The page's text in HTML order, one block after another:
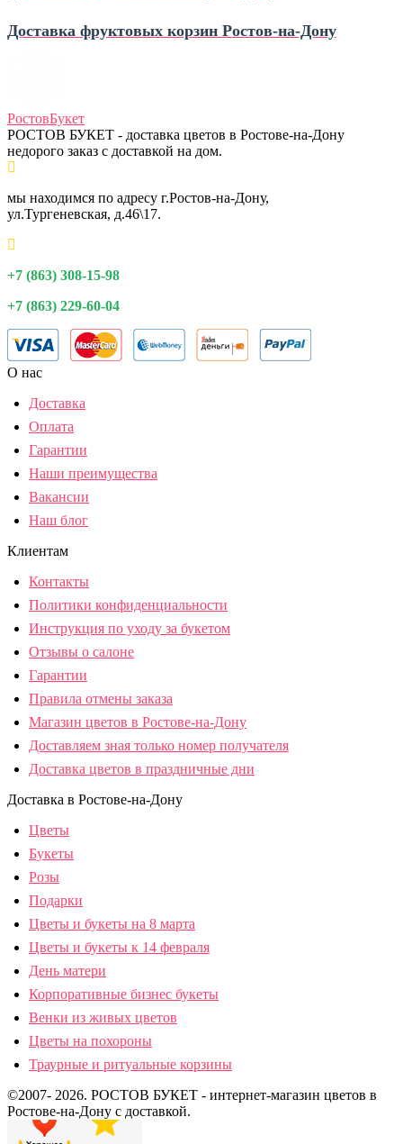
Доставка фруктовых корзин Ростов‑на‑Дону
РостовБукет
РОСТОВ БУКЕТ - доставка цветов в Ростове-на-Дону
недорого заказ с доставкой на дом.
мы находимся по адресу г.Ростов-на-Дону,
ул.Тургеневская, д.46\17.
+7 (863) 308-15-98
+7 (863) 229-60-04
О нас
Доставка
Оплата
Гарантии
Наши преимущества
Вакансии
Наш блог
Клиентам
Контакты
Политики конфиденциальности
Инструкция по уходу за букетом
Отзывы о салоне
Гарантии
Правила отмены заказа
Магазин цветов в Ростове-на-Дону
Доставляем зная только номер получателя
Доставка цветов в праздничные дни
Доставка в Ростове-на-Дону
Цветы
Букеты
Розы
Подарки
Цветы и букеты на 8 марта
Цветы и букеты к 14 февраля
День матери
Корпоративные бизнес букеты
Венки из живых цветов
Цветы на похороны
Траурные и ритуальные корзины
©2007- 2026. РОСТОВ БУКЕТ - интернет-магазин цветов в
Ростове-на-Дону с доставкой.